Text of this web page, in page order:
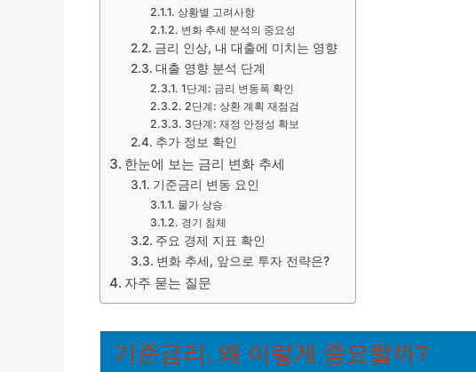
상황별 고려사항
변화 추세 분석의 중요성
금리 인상, 내 대출에 미치는 영향
대출 영향 분석 단계
1단계: 금리 변동폭 확인
2단계: 상환 계획 재점검
3단계: 재정 안정성 확보
추가 정보 확인
한눈에 보는 금리 변화 추세
기준금리 변동 요인
물가 상승
경기 침체
주요 경제 지표 확인
변화 추세, 앞으로 투자 전략은?
자주 묻는 질문
기준금리, 왜 이렇게 중요할까?